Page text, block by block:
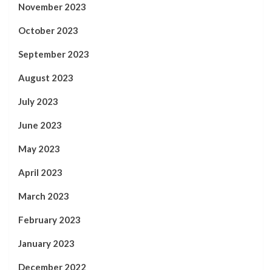
November 2023
October 2023
September 2023
August 2023
July 2023
June 2023
May 2023
April 2023
March 2023
February 2023
January 2023
December 2022